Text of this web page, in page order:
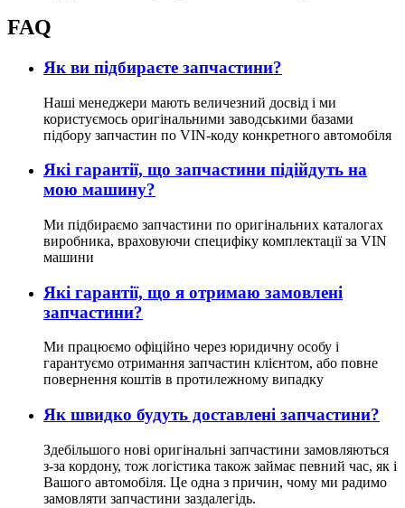
FAQ
Як ви підбираєте запчастини?
Наші менеджери мають величезний досвід і ми
користуємось оригінальними заводськими базами
підбору запчастин по VIN-коду конкретного автомобіля
Які гарантії, що запчастини підійдуть на
мою машину?
Ми підбираємо запчастини по оригінальних каталогах
виробника, враховуючи специфіку комплектації за VIN
машини
Які гарантії, що я отримаю замовлені
запчастини?
Ми працюємо офіційно через юридичну особу і
гарантуємо отримання запчастин клієнтом, або повне
повернення коштів в протилежному випадку
Як швидко будуть доставлені запчастини?
Здебільшого нові оригінальні запчастини замовляються
з-за кордону, тож логістика також займає певний час, як і
Вашого автомобіля. Це одна з причин, чому ми радимо
замовляти запчастини заздалегідь.